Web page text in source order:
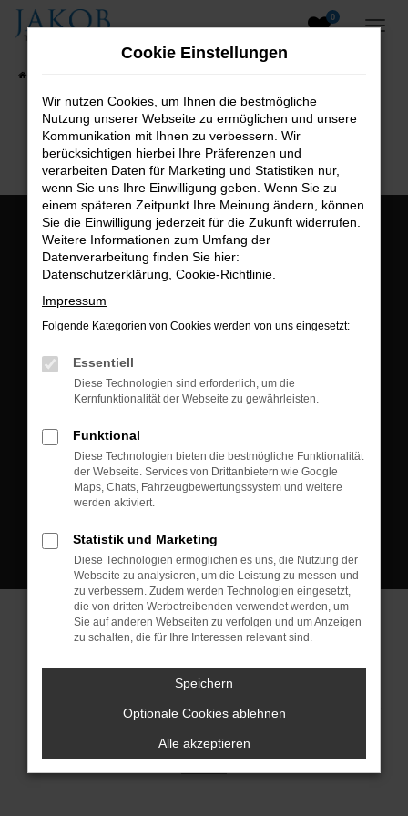
Zum
0
B2B-Shop
Öffnungszeiten:
Montag bis Freitag:
Postadresse:
Kontakt:
Tel.: +49 3745 760 90 20
Fax: +49 3745 760 90 21
Mail: fj@jakob-trading.com
Cookie Einstellungen
© 2026 Jakob Trading GmbH | Neustädter Straße 1 | DE-08223
Neustadt/Vogtland | fj@jakob-trading.com | Webdesign by audaris.de
Cookie Einstellungen
Wir nutzen Cookies, um Ihnen die bestmögliche
Nutzung unserer Webseite zu ermöglichen und unsere
Kommunikation mit Ihnen zu verbessern. Wir
berücksichtigen hierbei Ihre Präferenzen und
verarbeiten Daten für Marketing und Statistiken nur,
wenn Sie uns Ihre Einwilligung geben. Wenn Sie zu
einem späteren Zeitpunkt Ihre Meinung ändern, können
Sie die Einwilligung jederzeit für die Zukunft widerrufen.
Weitere Informationen zum Umfang der
Datenverarbeitung finden Sie hier:
Datenschutzerklärung Cookie-Richtlinie
Impressum
Folgende Kategorien von Cookies werden von uns eingesetzt:
Essentiell
Diese Technologien sind erforderlich, um die
Kernfunktionalität der Webseite zu gewährleisten.
Funktional
Diese Technologien bieten die bestmögliche Funktionalität
der Webseite. Services von Drittanbietern wie Google
Maps, Chats, Fahrzeugbewertungssystem und weitere
werden aktiviert.
Statistik und Marketing
Diese Technologien ermöglichen es uns, die Nutzung der
Webseite zu analysieren, um die Leistung zu messen und
zu verbessern. Zudem werden Technologien eingesetzt,
die von dritten Werbetreibenden verwendet werden, um
Sie auf anderen Webseiten zu verfolgen und um Anzeigen
zu schalten, die für Ihre Interessen relevant sind.
Speichern
Optionale Cookies ablehnen
Alle akzeptieren